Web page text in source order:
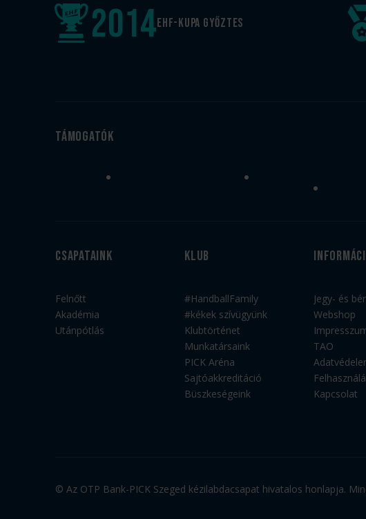
EHF-Kupa győztes
2014
Támogatók
Csapataink
Felnőtt
Akadémia
Utánpótlás
Klub
#HandballFamily
#kékek szívügyünk
Klubtörténet
Munkatársaink
PICK Aréna
Sajtóakkreditáció
Büszkeségeink
Jegy- és
Webshop
TAO
Kapcsolat
© Az OTP Bank-PICK Szeged kézilabdacsapat hivatalos honlapja.